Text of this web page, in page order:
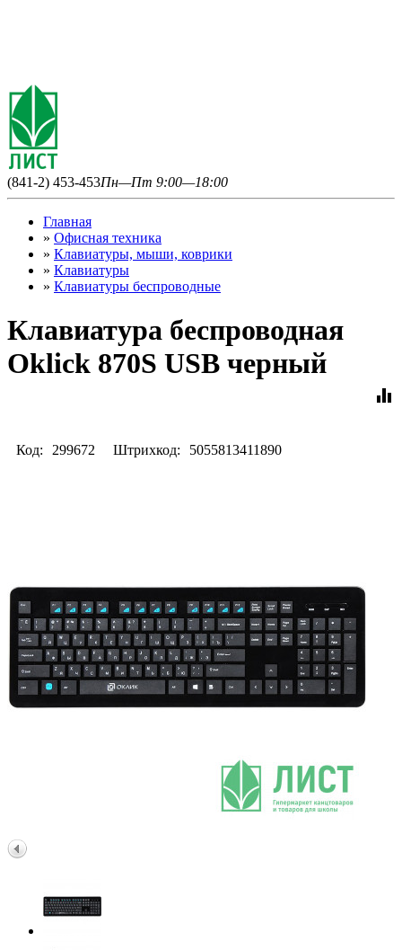
(841-2) 453-453Пн—Пт 9:00—18:00
Главная
» Офисная техника
» Клавиатуры, мыши, коврики
» Клавиатуры
» Клавиатуры беспроводные
Клавиатура беспроводная
Oklick 870S USB черный
equalizer
Код: 299672 Штрихкод: 5055813411890